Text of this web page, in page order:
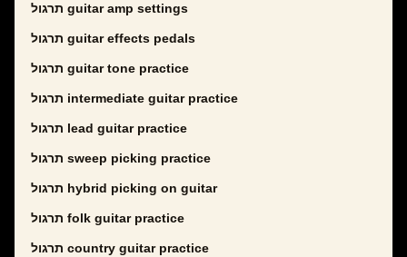
תרגול guitar amp settings
תרגול guitar effects pedals
תרגול guitar tone practice
תרגול intermediate guitar practice
תרגול lead guitar practice
תרגול sweep picking practice
תרגול hybrid picking on guitar
תרגול folk guitar practice
תרגול country guitar practice